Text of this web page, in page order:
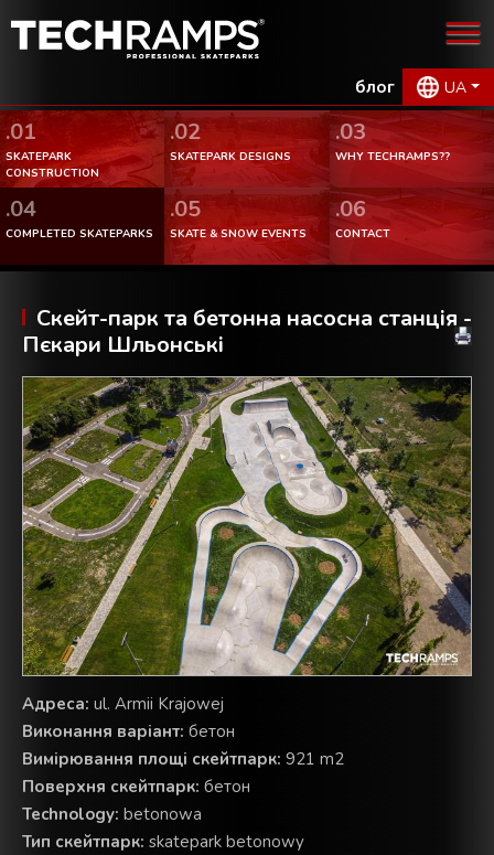
блог UA
.01
SKATEPARK
CONSTRUCTION
.02
SKATEPARK DESIGNS
.03
WHY TECHRAMPS??
.04
COMPLETED SKATEPARKS
.05
SKATE & SNOW EVENTS
.06
CONTACT
Скейт-парк та бетонна насосна станція -
Пєкари Шльонські
Aдреса: ul. Armii Krajowej
Виконання варіант: бетон
Вимірювання площі скейтпарк: 921 m2
Поверхня скейтпарк: бетон
Technology: betonowa
Тип скейтпарк: skatepark betonowy